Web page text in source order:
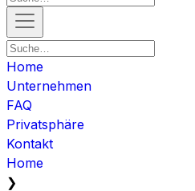
Home
Unternehmen
FAQ
Privatsphäre
Kontakt
Home
❯